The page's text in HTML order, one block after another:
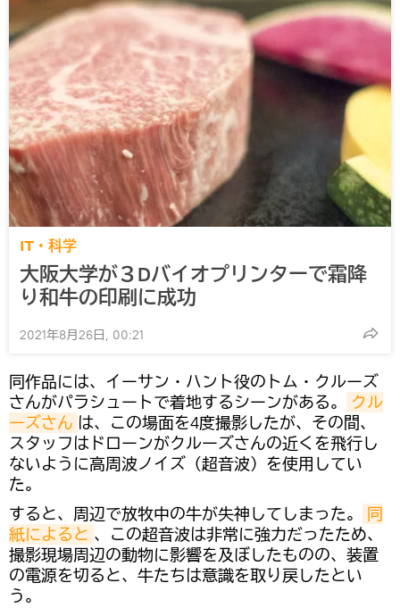
IT・科学
大阪大学が３Dバイオプリンターで霜降
り和牛の印刷に成功
2021年8月26日, 00:21
同作品には、イーサン・ハント役のトム・クルーズ
さんがパラシュートで着地するシーンがある。
クル
ーズさん は、この場面を4度撮影したが、その間、
スタッフはドローンがクルーズさんの近くを飛行し
ないように高周波ノイズ（超音波）を使用してい
た。
すると、周辺で放牧中の牛が失神してしまった。
同
紙によると 、この超音波は非常に強力だったため、
撮影現場周辺の動物に影響を及ぼしたものの、装置
の電源を切ると、牛たちは意識を取り戻したとい
う。